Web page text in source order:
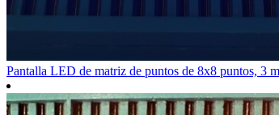
Pantalla LED de matriz de puntos de 8x8 puntos, 3